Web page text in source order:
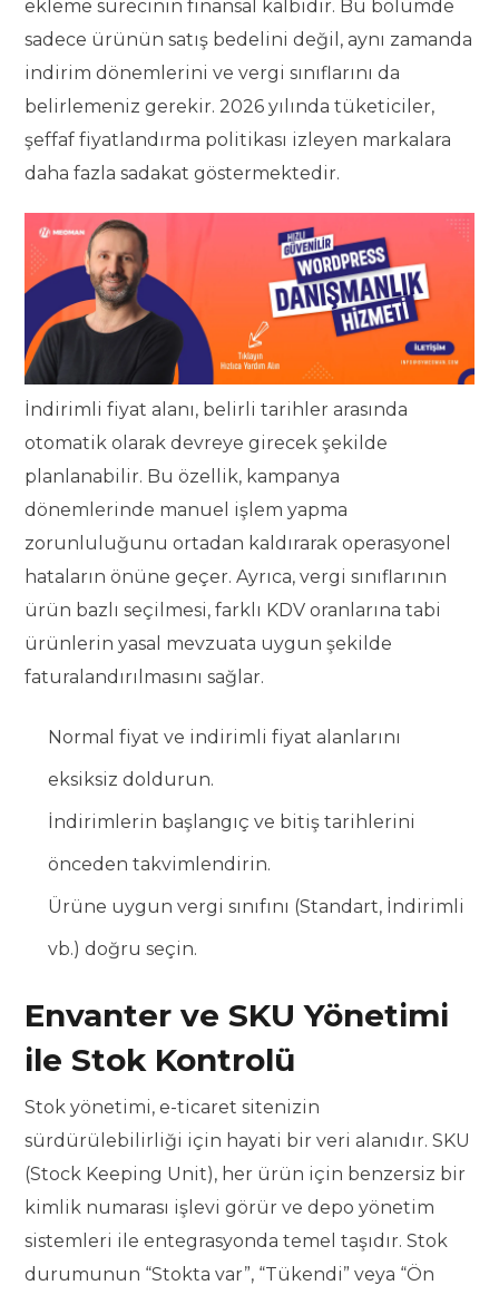
ekleme sürecinin finansal kalbidir. Bu bölümde
sadece ürünün satış bedelini değil, aynı zamanda
indirim dönemlerini ve vergi sınıflarını da
belirlemeniz gerekir. 2026 yılında tüketiciler,
şeffaf fiyatlandırma politikası izleyen markalara
daha fazla sadakat göstermektedir.
İndirimli fiyat alanı, belirli tarihler arasında
otomatik olarak devreye girecek şekilde
planlanabilir. Bu özellik, kampanya
dönemlerinde manuel işlem yapma
zorunluluğunu ortadan kaldırarak operasyonel
hataların önüne geçer. Ayrıca, vergi sınıflarının
ürün bazlı seçilmesi, farklı KDV oranlarına tabi
ürünlerin yasal mevzuata uygun şekilde
faturalandırılmasını sağlar.
Normal fiyat ve indirimli fiyat alanlarını
eksiksiz doldurun.
İndirimlerin başlangıç ve bitiş tarihlerini
önceden takvimlendirin.
Ürüne uygun vergi sınıfını (Standart, İndirimli
vb.) doğru seçin.
Envanter ve SKU Yönetimi
ile Stok Kontrolü
Stok yönetimi, e-ticaret sitenizin
sürdürülebilirliği için hayati bir veri alanıdır. SKU
(Stock Keeping Unit), her ürün için benzersiz bir
kimlik numarası işlevi görür ve depo yönetim
sistemleri ile entegrasyonda temel taşıdır. Stok
durumunun “Stokta var”, “Tükendi” veya “Ön